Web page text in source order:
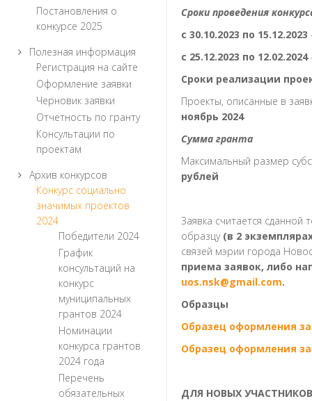
Постановления о
конкурсе 2025
Полезная информация
Регистрация на сайте
Оформление заявки
Черновик заявки
Отчётность по гранту
Консультации по
проектам
Архив конкурсов
Конкурс социально
значимых проектов
2024
Победители 2024
График
консультаций на
конкурс
муниципальных
грантов 2024
Номинации
конкурса грантов
2024 года
Перечень
обязательных
Сроки проведения
с 30.10.2023 по 15.12.2023
с 25.12.2023 по 12.02.2024
Сроки реализации
Проекты, описанные в
ноябрь 2024
Сумма гранта
Максимальный размер
рублей
Заявка считается сданной
образцу (в 2
связей мэрии города
приема заявок, либо
uos.nsk@gmail.com.
Образцы
Образец оформления
Образец оформления
ДЛЯ НОВЫХ